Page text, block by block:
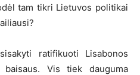
tam tikri Lietuvos politikai
ratifikuoti Lisabonos
Vis tiek dauguma